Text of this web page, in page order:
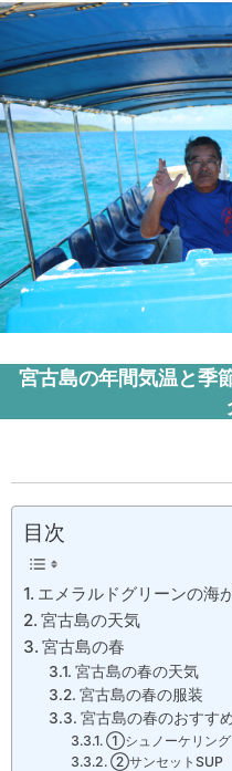
宮古島の年間気温と季
目次
エメラルドグリーンの海
宮古島の天気
宮古島の春
宮古島の春の天気
宮古島の春の服装
宮古島の春のおすす
①シュノーケリング
②サンセットSUP